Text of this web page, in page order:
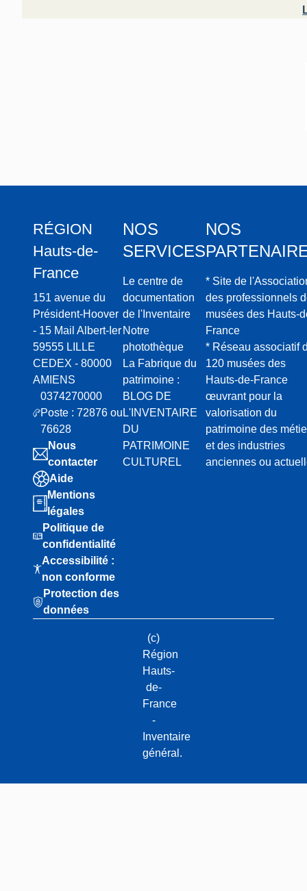
RÉGION
Hauts-de-
France
151 avenue du
Président-Hoover
- 15 Mail Albert-Ier
59555 LILLE
CEDEX - 80000
AMIENS
0374270000
Poste : 72876 ou
76628
Nous
contacter
Aide
Mentions
légales
Politique de
confidentialité
Accessibilité :
non conforme
Protection des
données
NOS
SERVICES
Le centre de
documentation
de l'Inventaire
Notre
photothèque
La Fabrique du
patrimoine :
BLOG DE
L'INVENTAIRE
DU
PATRIMOINE
CULTUREL
NOS
* Site de
des professionnels
musées des Hauts-
France
* Réseau associatif
120 musées des
Hauts-de-France
œuvrant pour la
valorisation du
patrimoine des
et des industries
anciennes ou
(c)
Région
Hauts-
de-
France
-
Inventaire
général.